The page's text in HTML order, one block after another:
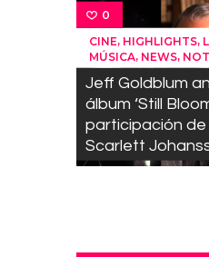
0
CINE, HIGHLIGHTS,
MÚSICA, NEWS,
Jeff Goldblum
álbum ‘Still
participación de
Scarlett
l
h
o
m
b
r
e
q